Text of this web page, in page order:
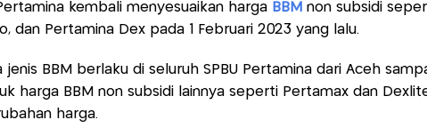
kembali menyesuaikan harga BBM non subsidi
dan Pertamina Dex pada 1 Februari 2023 yang lalu.
jenis BBM berlaku di seluruh SPBU Pertamina dari Aceh
harga BBM non subsidi lainnya seperti Pertamax dan
harga.